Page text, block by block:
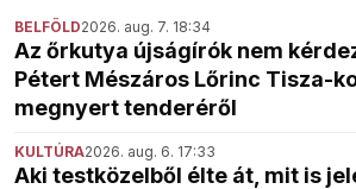
BELFÖLD2026. aug. 7. 18:34
Az őrkutya újságírók nem
Pétert Mészáros Lőrinc Tisza-
megnyert tenderéről
KULTÚRA2026. aug. 6. 17:33
Aki testközelből élte át, mit is